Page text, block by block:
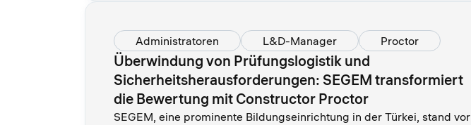
Administratoren L&D-Manager Proctor
Überwindung von Prüfungslogistik und
Sicherheitsherausforderungen: SEGEM transformiert
die Bewertung mit Constructor Proctor
SEGEM, eine prominente Bildungseinrichtung in der Türkei, stand vor